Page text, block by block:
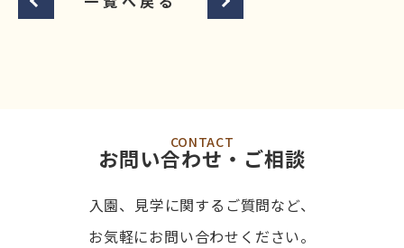
CONTACT
お問い合わせ・ご相談
入園、見学に関するご質問など、
お気軽にお問い合わせください。